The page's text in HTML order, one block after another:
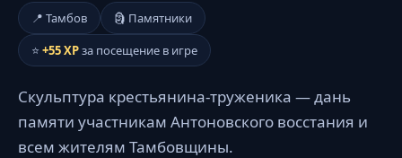
📍 Тамбов
🗿 Памятники
⭐ +55 XPза посещение в игре
Скульптура крестьянина-труженика — дань
памяти участникам Антоновского восстания и
всем жителям Тамбовщины.